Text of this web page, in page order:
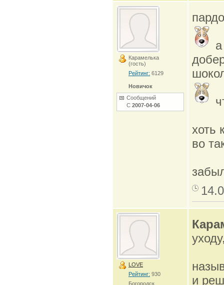
Карамелька
(гость)
Рейтинг: 6129
Новичок
Сообщений
С 2007-04-06
хоть
во
LOVE
Рейтинг: 930
Богородск
и